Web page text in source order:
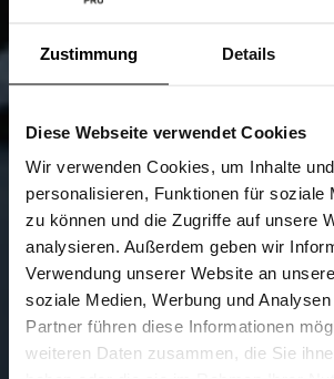
Zustimmung Details
Diese Webseite verwendet Cookies
Wir verwenden Cookies, um Inhalte
personalisieren, Funktionen für soziale
zu können und die Zugriffe auf unsere
analysieren. Außerdem geben wir
Verwendung unserer Website an
soziale Medien, Werbung und
Partner führen diese Informationen
weiteren Daten zusammen, die Sie
Sind Sie
Ich bestätige, dass ich
Preise werden netto